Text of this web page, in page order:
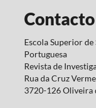
Contacto
Escola Superior
Portuguesa
Revista de
Rua da Cruz
3720-126 Oliveira